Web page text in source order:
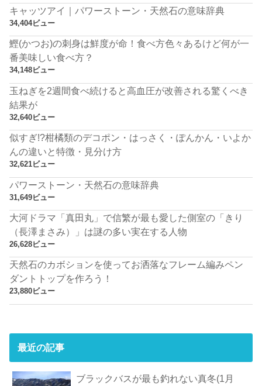
キャッツアイ｜パワーストーン・天然石の意味辞典
34,404ビュー
鰹(かつお)の刺身は鮮度が命！食べ方色々あるけど何が一
番美味しい食べ方？
34,148ビュー
玉ねぎを2週間食べ続けると高血圧が改善される驚くべき
結果が
32,640ビュー
似すぎ!?柑橘類のデコポン・はっさく・ぽんかん・いよか
んの違いと特徴・見分け方
32,621ビュー
パワーストーン・天然石の意味辞典
31,649ビュー
大河ドラマ「真田丸」で信繁が最も愛した側室の「きり
（長澤まさみ）」は謎の多い実在する人物
26,628ビュー
天然石のカボションを使ってお洒落なフレーム編みペン
ダントトップを作ろう！
23,880ビュー
最近の記事
ブラックバスが最も釣れない真冬(1月